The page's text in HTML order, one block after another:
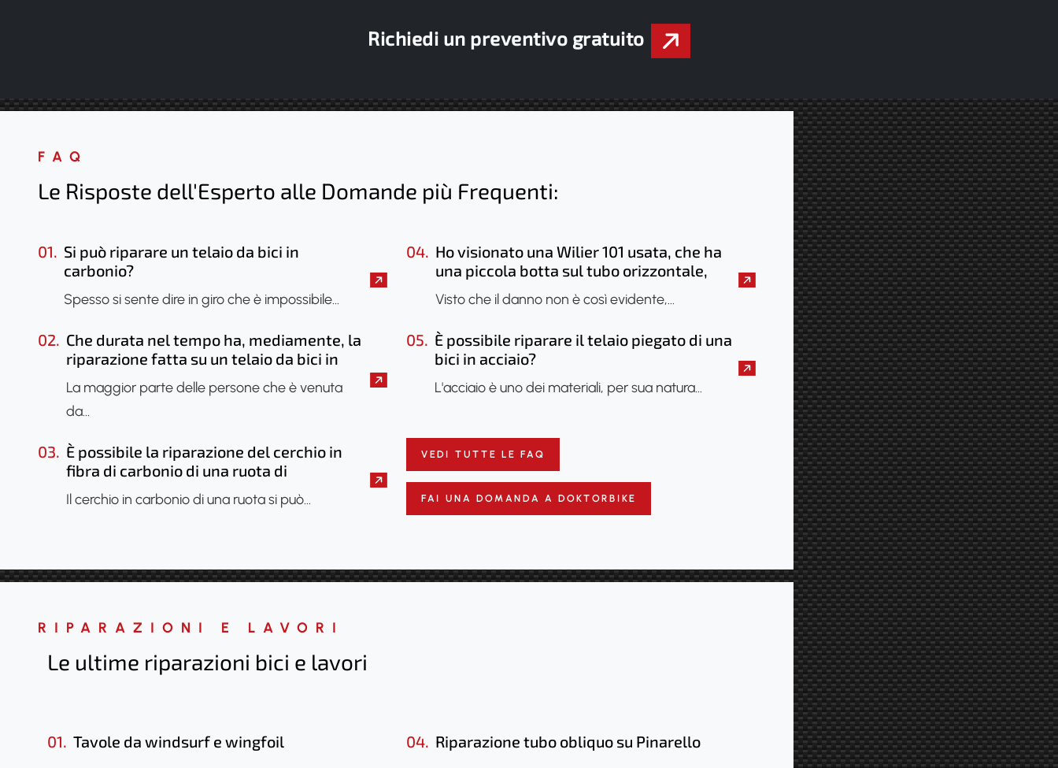
Richiedi un preventivo gratuito
FAQ
Le Risposte dell'Esperto alle Domande più Frequenti:
01. Si può riparare un telaio da bici in
carbonio?
Spesso si sente dire in giro che è impossibile…
02. Che durata nel tempo ha, mediamente, la
riparazione fatta su un telaio da bici in
La maggior parte delle persone che è venuta
da…
03. È possibile la riparazione del cerchio in
fibra di carbonio di una ruota di
bicicletta?
Il cerchio in carbonio di una ruota si può…
04. Ho visionato una Wilier 101 usata, che ha
una piccola botta sul tubo orizzontale,
sembra che sia saltato solo lo smalto, è il
caso di farla vedere? Si potrebbe fare
una radiografia per verificare se il telaio
ha subito danni?
Visto che il danno non è così evidente,…
05. È possibile riparare il telaio piegato di una
bici in acciaio?
L'acciaio è uno dei materiali, per sua natura…
VEDI TUTTE LE FAQ
FAI UNA DOMANDA A DOKTORBIKE
RIPARAZIONI E LAVORI
Le ultime riparazioni bici e lavori
01. Tavole da windsurf e wingfoil 04. Riparazione tubo obliquo su Pinarello